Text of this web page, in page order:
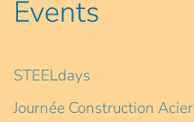
Events
STEELdays
Journée Construction Acier